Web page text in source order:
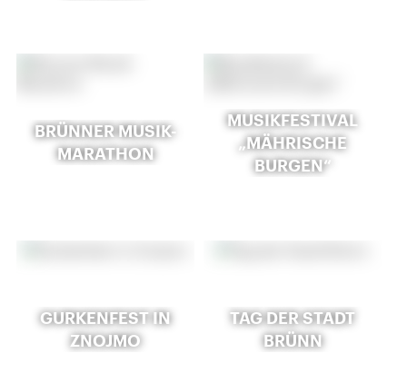
BRÜNNER MUSIK-
MARATHON
MUSIKFESTIVAL
„MÄHRISCHE
BURGEN“
GURKENFEST IN
ZNOJMO
TAG DER STADT
BRÜNN